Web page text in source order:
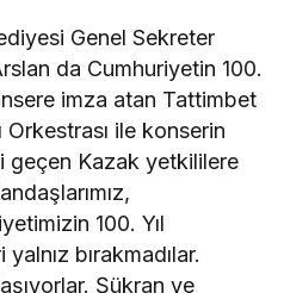
Genel Sekreter
da Cumhuriyetin 100.
imza atan Tattimbet
Orkestrası ile konserin
geçen Kazak yetkililere
100. Yıl
bırakmadılar.
Şükran ve